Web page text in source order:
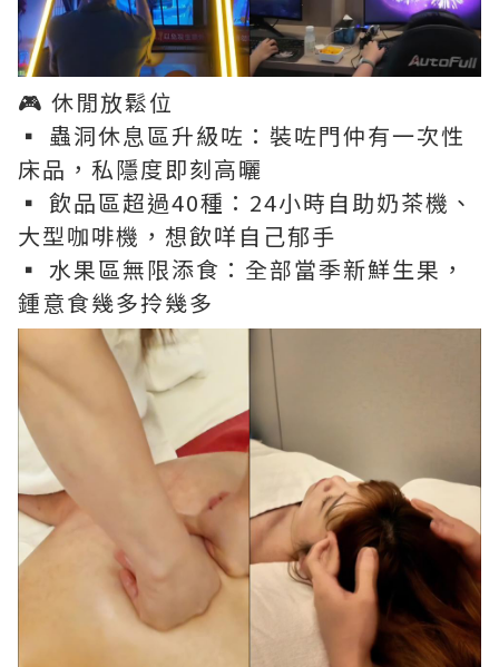
🎮 休閒放鬆位
▪️ 蟲洞休息區升級咗：裝咗門仲有一次性
床品，私隱度即刻高曬
▪️ 飲品區超過40種：24小時自助奶茶機、
大型咖啡機，想飲咩自己郁手
▪️ 水果區無限添食：全部當季新鮮生果，
鍾意食幾多拎幾多